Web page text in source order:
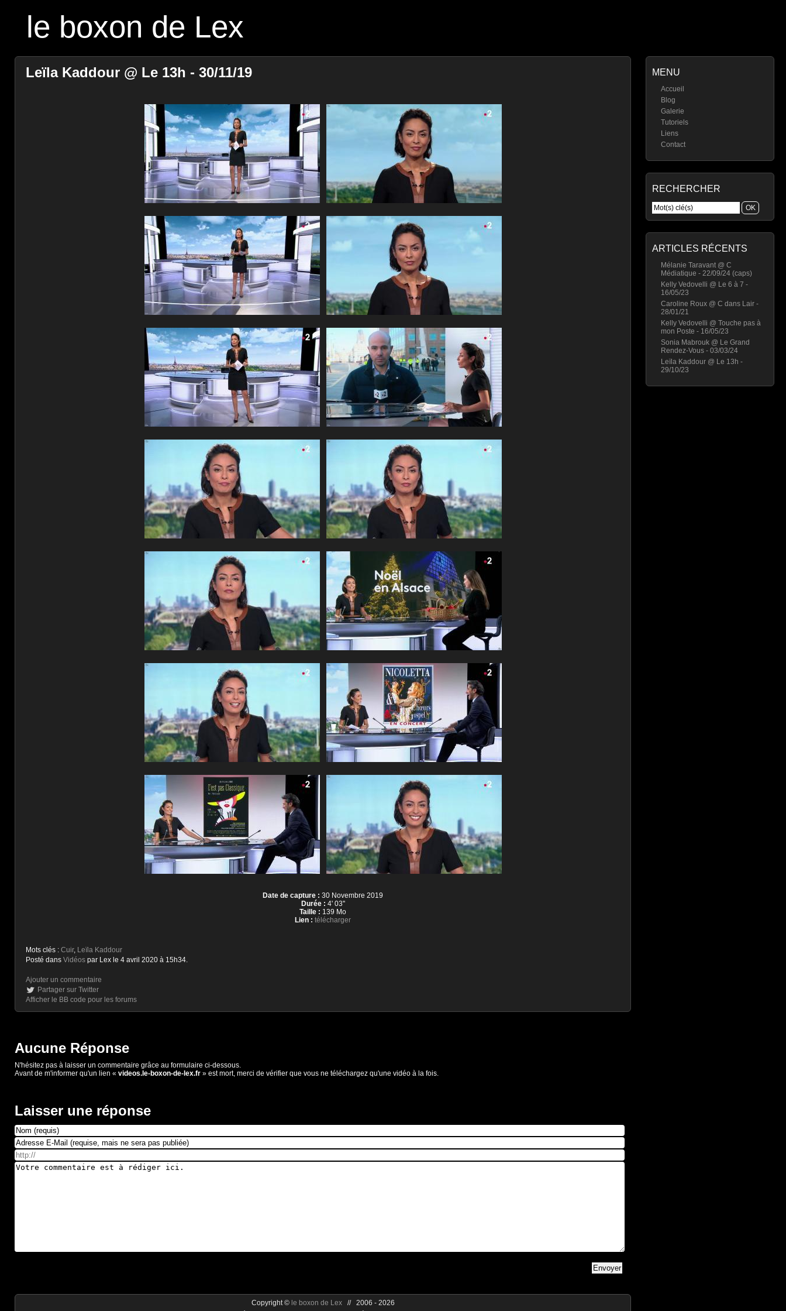
le boxon de Lex
MENU
Accueil
Blog
Galerie
Tutoriels
Liens
Contact
RECHERCHER
ARTICLES RÉCENTS
Mélanie Taravant @ C
Médiatique - 22/09/24 (caps)
Kelly Vedovelli @ Le 6 à 7 -
16/05/23
Caroline Roux @ C dans Lair -
28/01/21
Kelly Vedovelli @ Touche pas à
mon Poste - 16/05/23
Sonia Mabrouk @ Le Grand
Rendez-Vous - 03/03/24
Leïla Kaddour @ Le 13h -
29/10/23
Leïla Kaddour @ Le 13h - 30/11/19
Date de capture : 30 Novembre 2019
Durée : 4' 03''
Taille : 139 Mo
Lien : télécharger
Mots clés : Cuir, Leïla Kaddour
Posté dans Vidéos par Lex le 4 avril 2020 à 15h34.
Ajouter un commentaire
Partager sur Twitter
Afficher le BB code pour les forums
Aucune Réponse
N'hésitez pas à laisser un commentaire grâce au formulaire ci-dessous.
Avant de m'informer qu'un lien « videos.le-boxon-de-lex.fr » est mort, merci de vérifier que vous ne téléchargez qu'une vidéo à la fois.
Laisser une réponse
Copyright © le boxon de Lex// 2006 - 2026